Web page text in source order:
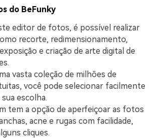
do BeFunky
editor de fotos, é possível realizar
recorte, redimensionamento,
e criação de arte digital de
vasta coleção de milhões de
você pode selecionar facilmente
escolha.
tem a opção de aperfeiçoar as fotos
acne e rugas com facilidade,
cliques.